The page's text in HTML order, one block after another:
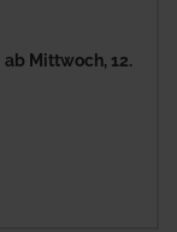
ab Mittwoch, 12.